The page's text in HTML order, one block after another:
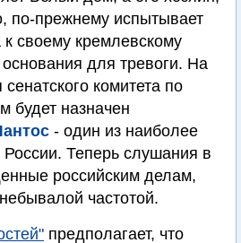
по-прежнему испытывает
к своему кремлевскому
для тревоги. На
комитета по
будет назначен
- один из наиболее
России. Теперь слушания в
российским делам,
частотой.
предполагает, что